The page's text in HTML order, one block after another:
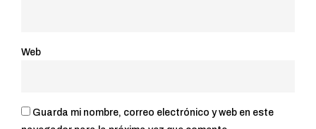
Web
Guarda mi nombre, correo electrónico y web en este